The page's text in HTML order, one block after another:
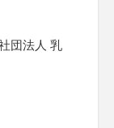
団法人 乳